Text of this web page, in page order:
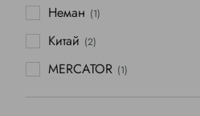
Неман (1)
Китай (2)
MERCATOR (1)